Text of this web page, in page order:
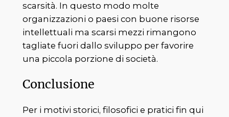
scarsità. In questo modo molte
organizzazioni o paesi con buone risorse
intellettuali ma scarsi mezzi rimangono
tagliate fuori dallo sviluppo per favorire
una piccola porzione di società.
Conclusione
Per i motivi storici, filosofici e pratici fin qui